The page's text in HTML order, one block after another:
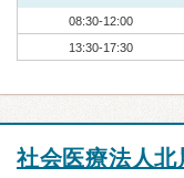
08:30-12:00
13:30-17:30
社会医療法人